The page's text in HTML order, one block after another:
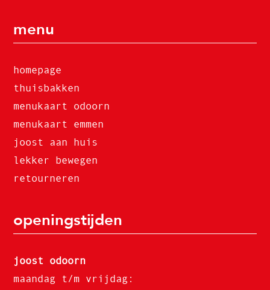
menu
homepage
thuisbakken
menukaart odoorn
menukaart emmen
joost aan huis
lekker bewegen
retourneren
openingstijden
joost odoorn
maandag t/m vrijdag: